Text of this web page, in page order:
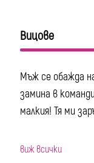
Вицове
Мъж се обажда
замина в
малкия! Тя ми
виж всички